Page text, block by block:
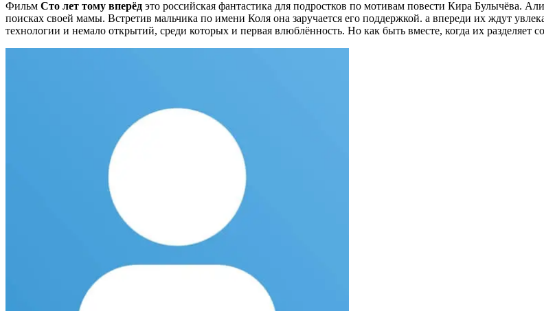
Фильм Сто лет тому вперёд это российская фантастика для подростков по мотивам повести Кира Булычёва.
поисках своей мамы. Встретив мальчика по имени Коля она заручается его поддержкой. а впереди их ждут
технологии и немало открытий, среди которых и первая влюблённость. Но как быть вместе, когда их разделяет